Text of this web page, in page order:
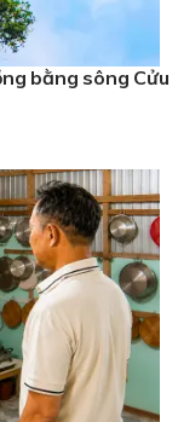
bằng sông Cửu